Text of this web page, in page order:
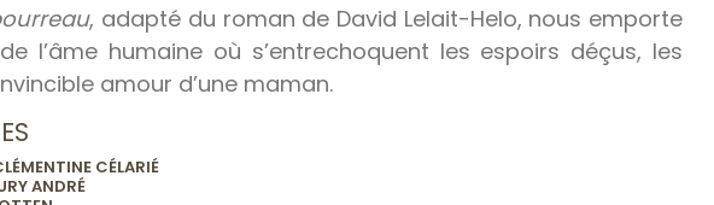
, adapté du roman de David Lelait-Helo, nous emporte
l’âme humaine où s’entrechoquent les espoirs déçus, les
amour d’une maman.
CÉLARIÉ
ANDRÉ